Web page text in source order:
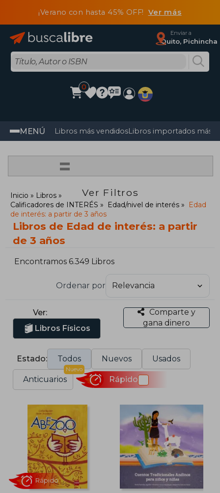
¡Verano con hasta 45% OFF! Ver más
Enviar a
Quito, Pichincha
0
MENÚ Libros más vendidosLibros importados más
=
Ver Filtros
Inicio
Libros
Calificadores de INTERÉS
Edad/nivel de interés
Edad
de interés: a partir de 3 años
Libros de Edad de interés: a partir
de 3 años
Encontramos 6.349 Libros
Ordenar por
Ver:
Libros Físicos
Comparte y
gana dinero
Estado: Todos Nuevos Usados
Anticuarios
Nuevo
Rápido